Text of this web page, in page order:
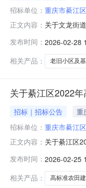
招标单位： 重庆市綦江
正文内容： 关于文龙街
设工程有限
农民工工资
发布时间： 2026-02-28
相关产品：
老旧小区及
关于綦江区2022
招标｜招标公告 重
招标单位： 重庆市綦江
正文内容： 关于綦江区
资已全部支
日，从2026
发布时间： 2026-02-25
相关产品：
高标准农田